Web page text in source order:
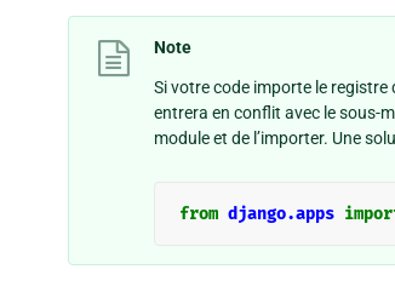
Note
Si votre code importe le
entrera en conflit avec le sous-
module et de l’importer. Une
from django.apps